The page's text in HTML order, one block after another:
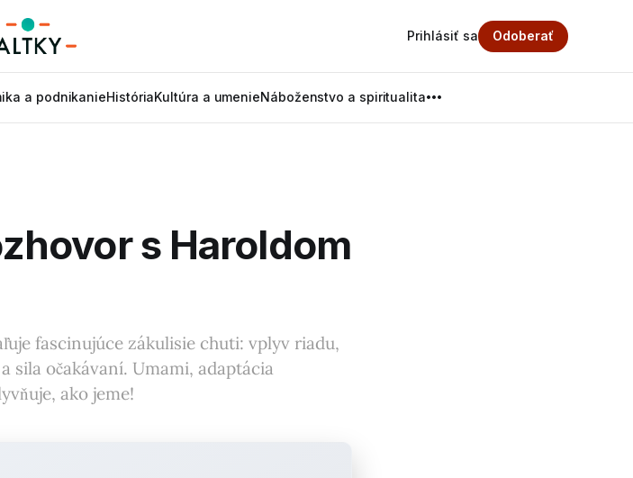
a podnikanieHistóriaKultúra a umenieNáboženstvo a spiritualita
Prihlásiť sa Odoberať
s Haroldom
fascinujúce zákulisie chuti: vplyv riadu,
sila očakávaní. Umami, adaptácia
ako jeme!